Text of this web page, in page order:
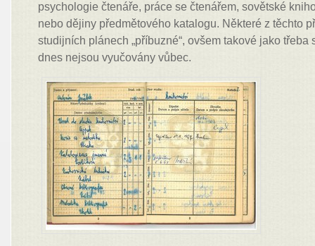
psychologie čtenáře, práce se čtenářem, sovětské
nebo dějiny předmětového katalogu. Některé z těchto
studijních plánech „příbuzné“, ovšem takové jako
dnes nejsou vyučovány vůbec.